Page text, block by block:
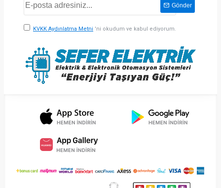
Gönder
KVKK Aydınlatma Metni 'ni okudum ve kabul ediyorum.